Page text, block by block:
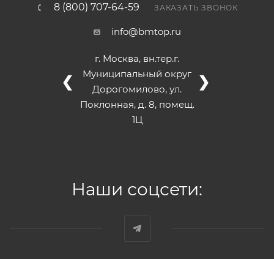
8 (800) 707-64-59 ЗАКАЗАТЬ ЗВОНОК
info@bmtop.ru
г. Москва, вн.тер.г.
Муниципальный округ
Дорогомилово, ул.
Поклонная, д. 8, помещ.
1Ц
❮ ❯
Наши соцсети: